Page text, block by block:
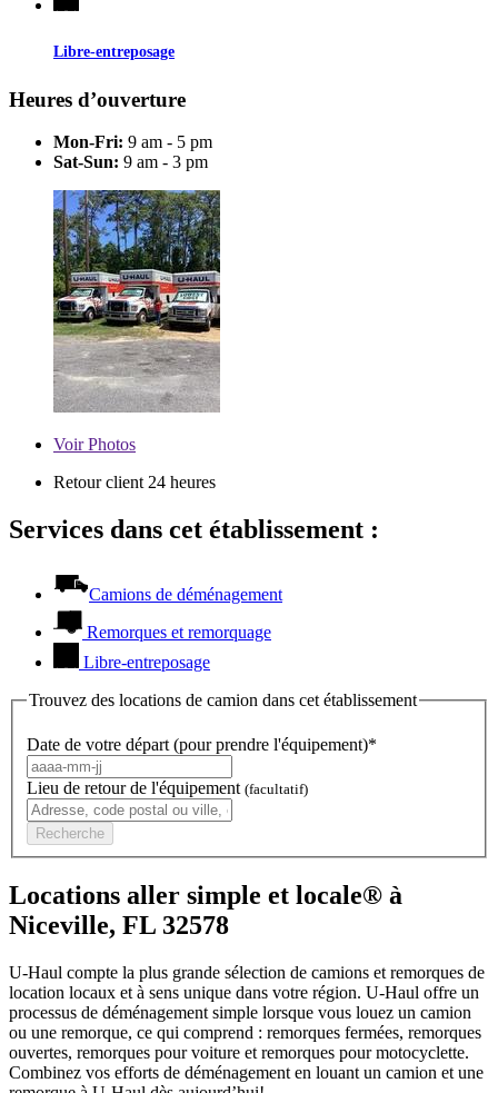
Libre-entreposage
Heures d’ouverture
Mon-Fri: 9 am - 5 pm
Sat-Sun: 9 am - 3 pm
VoirPhotos
Retour client 24 heures
Services dans cet établissement :
Camions de déménagement
Remorques et remorquage
Libre-entreposage
Trouvez des locations de camion dans cet établissement
Date de votre départ (pour prendre l'équipement)*
Lieu de retour de l'équipement (facultatif)
Recherche
Locations aller simple et locale® à
Niceville, FL 32578
U-Haul compte la plus grande sélection de camions et remorques de
location locaux et à sens unique dans votre région. U-Haul offre un
processus de déménagement simple lorsque vous louez un camion
ou une remorque, ce qui comprend : remorques fermées, remorques
ouvertes, remorques pour voiture et remorques pour motocyclette.
Combinez vos efforts de déménagement en louant un camion et une